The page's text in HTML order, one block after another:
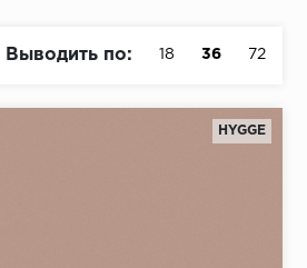
Выводить по: 18 36 72
HYGGE